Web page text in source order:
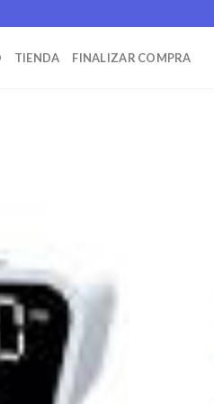
TIENDA FINALIZAR COMPRA